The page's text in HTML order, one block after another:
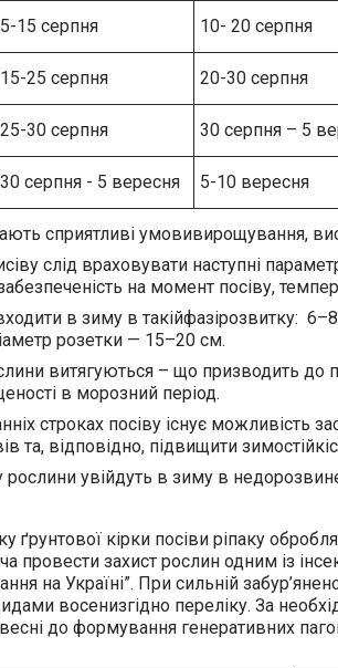
5-15 серпня 10- 20 серпня
15-25 серпня 20-30 серпня
25-30 серпня 30 серпня – 5
30 серпня - 5 вересня 5-10 вересня
сприятливі умовивирощування,
слід враховувати наступні
на момент посіву,
в зиму в такійфазірозвитку:
розетки — 15–20 см.
витягуються – що призводить до
в морозний період.
строках посіву існує можливість
та, відповідно, підвищити
рослини увійдуть в зиму в
ґрунтової кірки посіви ріпаку
провести захист рослин одним із
на Україні”. При сильній
восенизгідно переліку. За
до формування генеративних